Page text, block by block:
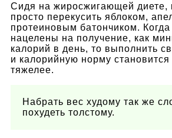
Сидя на жиросжигающей диете,
просто перекусить яблоком,
протеиновым батончиком.
нацелены на получение, как
калорий в день, то выполнить
и калорийную норму становится
тяжелее.
Набрать вес худому так же
похудеть толстому.